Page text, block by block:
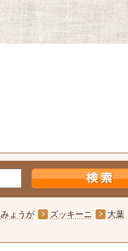
みょうが ズッキーニ 大葉